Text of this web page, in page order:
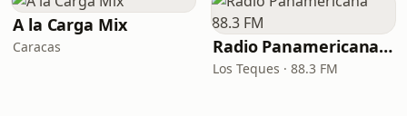
A la Carga Mix
Caracas Radio Panamericana 88.3 FM
Los Teques · 88.3 FM